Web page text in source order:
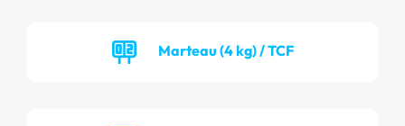
Marteau (4 kg) / TCF